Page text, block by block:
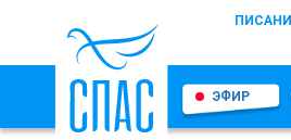
ЭФИР